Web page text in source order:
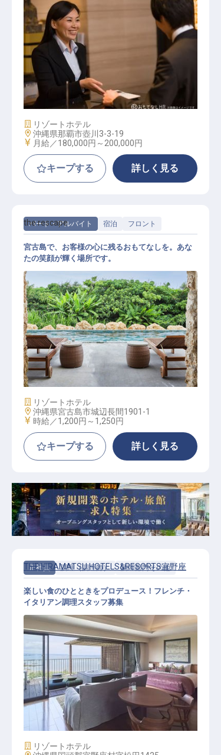
ホテル経理スタッフ
施設業態
リゾートホテル
勤務地
沖縄県那覇市壺川3-3-19
給与
月給／180,000円～ 200,000円
キープする 詳しく見る
パート・アルバイト 宿泊 フロント
【the rescape（ザ・リスケープ）】
ホテルスタッフ
the rescape
宮古島で、お客様の心に残るおもてなしを。あな
たの笑顔が輝く場所です。
施設業態
リゾートホテル
勤務地
沖縄県宮古島市城辺長間1901-1
給与
時給／1,200円～ 1,250円
キープする 詳しく見る
正社員 調理（調理師） 調理部門その他
調理部門その他 / 正社員
THE HIRAMATSU HOTELS&RESORTS宜野座
楽しい食のひとときをプロデュース！フレンチ・
イタリアン調理スタッフ募集
施設業態
リゾートホテル